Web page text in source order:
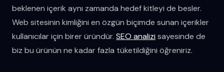
beklenen içerik aynı zamanda hedef kitleyi de besler.
Web sitesinin kimliğini en özgün biçimde sunan içerikler
kullanıcılar için birer üründür. SEO analizi sayesinde de
biz bu ürünün ne kadar fazla tüketildiğini öğreniriz.